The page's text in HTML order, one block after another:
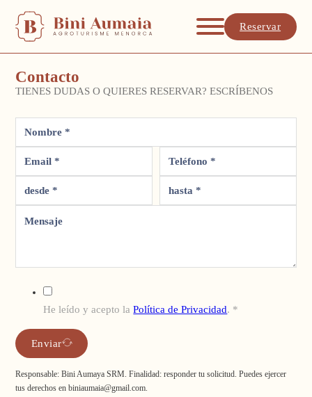
Reservar
Contacto
TIENES DUDAS O QUIERES RESERVAR? ESCRÍBENOS
He leído y acepto laPolítica de Privacidad. *
Enviar
Responsable: Bini Aumaya SRM. Finalidad: responder tu solicitud. Puedes ejercer
tus derechos en biniaumaia@gmail.com.